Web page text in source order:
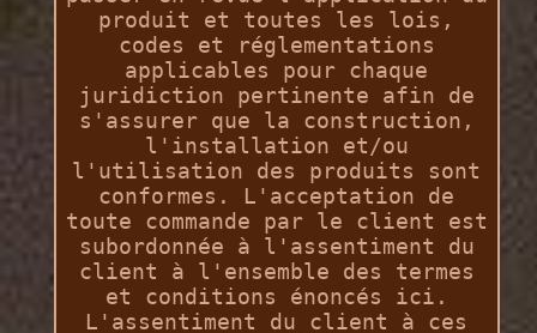
produit et toutes les lois,
codes et réglementations
applicables pour chaque
juridiction pertinente afin de
s'assurer que la construction,
l'installation et/ou
l'utilisation des produits sont
conformes. L'acceptation de
toute commande par le client est
subordonnée à l'assentiment du
client à l'ensemble des termes
et conditions énoncés ici.
L'assentiment du client à ces